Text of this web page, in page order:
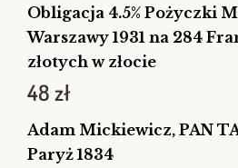
Obligacja 4.5% Pożyczki
Warszawy 1931 na 284
złotych w złocie
48zł
Adam Mickiewicz, PAN
Paryż 1834